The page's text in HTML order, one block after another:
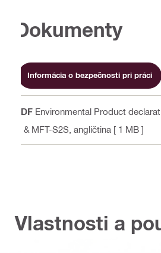
Dokumenty
Informácia o bezpečnosti pri práci
PDF Environmental Product
H & MFT-S2S , angličtina [ 1 MB ]
Vlastnosti a